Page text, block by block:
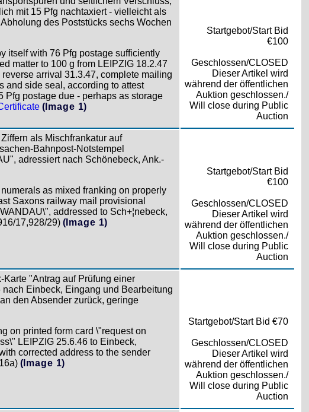
mit 15 Pfg nachtaxiert - vielleicht als
des Poststücks sechs Wochen
itself with 76 Pfg postage sufficiently
matter to 100 g from LEIPZIG 18.2.47
arrival 31.3.47, complete mailing
and side seal, according to attest
Pfg postage due - perhaps as storage
(Image 1)
Startgebot/Start Bid
€100
Geschlossen/CLOSED
Dieser Artikel wird
während der öffentlichen
Auktion geschlossen./
Will close during Public
Auction
als Mischfrankatur auf
Bahnpost-Notstempel
adressiert nach Schönebeck, Ank.-
as mixed franking on properly
Saxons railway mail provisional
addressed to Sch+¦nebeck,
17,928/29) (Image 1)
Startgebot/Start Bid
€100
Geschlossen/CLOSED
Dieser Artikel wird
während der öffentlichen
Auktion geschlossen./
Will close during Public
Auction
"Antrag auf Prüfung einer
Einbeck, Eingang und Bearbeitung
den Absender zurück, geringe
on printed form card \"request on
LEIPZIG 25.6.46 to Einbeck,
corrected address to the sender
(Image 1)
Startgebot/Start Bid €70
Geschlossen/CLOSED
Dieser Artikel wird
während der öffentlichen
Auktion geschlossen./
Will close during Public
Auction